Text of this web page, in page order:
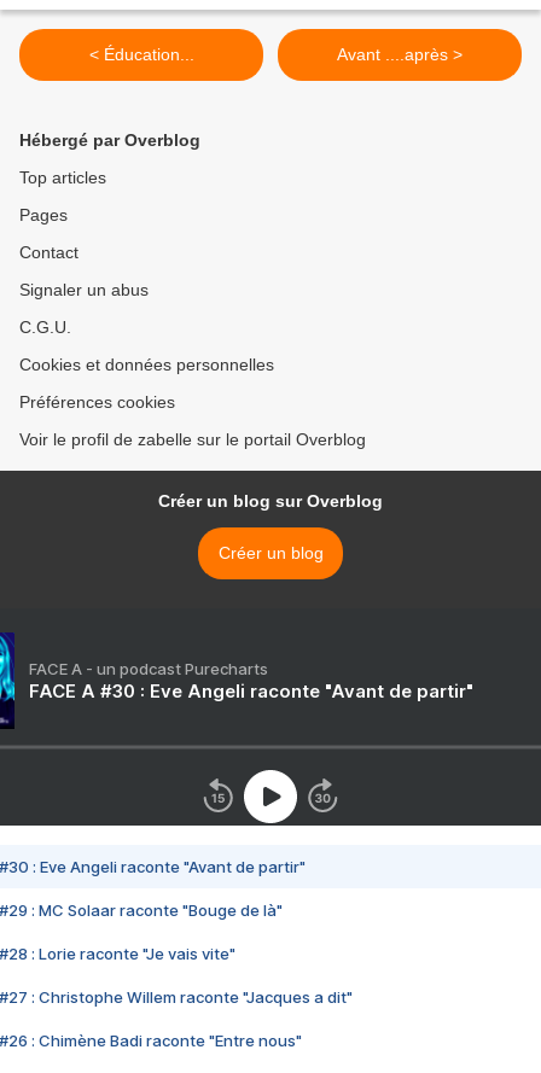
< Éducation... Avant ....après >
Hébergé par Overblog
Top articles
Pages
Contact
Signaler un abus
C.G.U.
Cookies et données personnelles
Préférences cookies
Voir le profil de zabelle sur le portail Overblog
Créer un blog sur Overblog
Créer un blog
FACE A - un podcast Purecharts
FACE A #30 : Eve Angeli raconte "Avant de partir"
#30 : Eve Angeli raconte "Avant de partir"
#29 : MC Solaar raconte "Bouge de là"
#28 : Lorie raconte "Je vais vite"
#27 : Christophe Willem raconte "Jacques a dit"
#26 : Chimène Badi raconte "Entre nous"